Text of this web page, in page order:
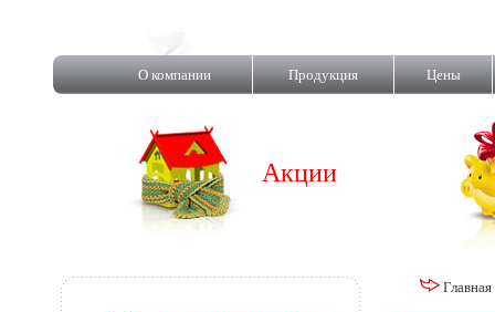
О компании Продукция Цены
Акции
Главная